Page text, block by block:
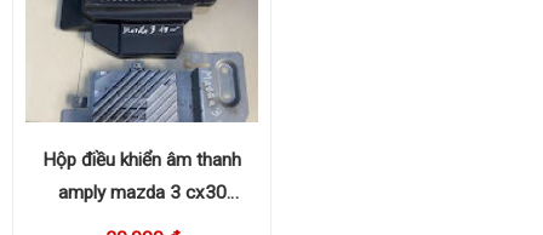
Hộp điều khiển âm thanh
amply mazda 3 cx30
BDGF66A20